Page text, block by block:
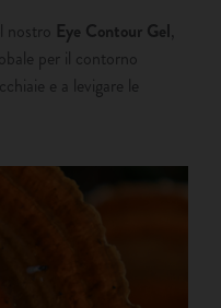
nostro Eye Contour Gel
per il contorno
e a levigare le